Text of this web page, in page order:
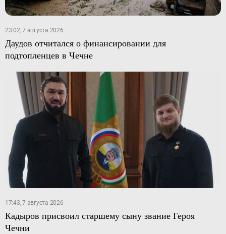
23:02, 7 августа 2026
Даудов отчитался о финансировании для
подтопленцев в Чечне
17:43, 7 августа 2026
Кадыров присвоил старшему сыну звание Героя
Чечни